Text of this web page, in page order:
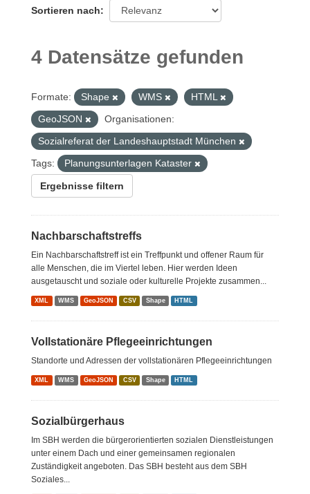
Sortieren nach
4 Datensätze gefunden
Formate: Shape WMS
HTML
GeoJSON
Organisationen:
Sozialreferat der Landeshauptstadt München
Tags:
Planungsunterlagen Kataster
Ergebnisse filtern
Nachbarschaftstreffs
Ein Nachbarschaftstreff ist ein Treffpunkt und offener Raum für
alle Menschen, die im Viertel leben. Hier werden Ideen
ausgetauscht und soziale oder kulturelle Projekte zusammen...
XML WMS GeoJSON CSV Shape HTML
Vollstationäre Pflegeeinrichtungen
Standorte und Adressen der vollstationären Pflegeeinrichtungen
XML WMS GeoJSON CSV Shape HTML
Sozialbürgerhaus
Im SBH werden die bürgerorientierten sozialen Dienstleistungen
unter einem Dach und einer gemeinsamen regionalen
Zuständigkeit angeboten. Das SBH besteht aus dem SBH
Soziales...